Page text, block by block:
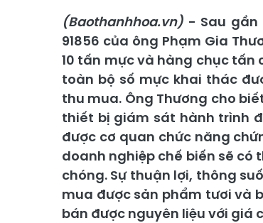
(Baothanhhoa.vn) - Sau gần
91856 của ông Phạm Gia
10 tấn mực và hàng chục tấn
toàn bộ số mực khai thác
thu mua. Ông Thương cho
thiết bị giám sát hành trình
được cơ quan chức năng
doanh nghiệp chế biến sẽ có
chóng. Sự thuận lợi, thông
mua được sản phẩm tươi và
bán được nguyên liệu với giá